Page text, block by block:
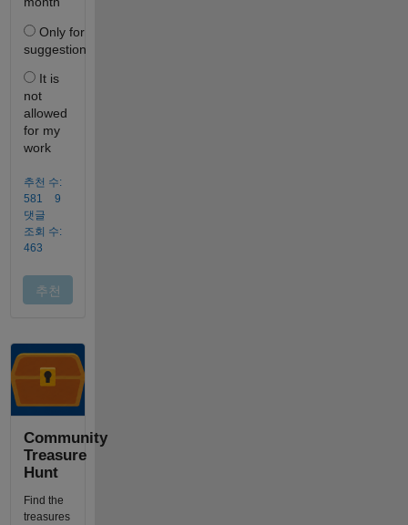
Community
Treasure
Hunt
Find the
treasures